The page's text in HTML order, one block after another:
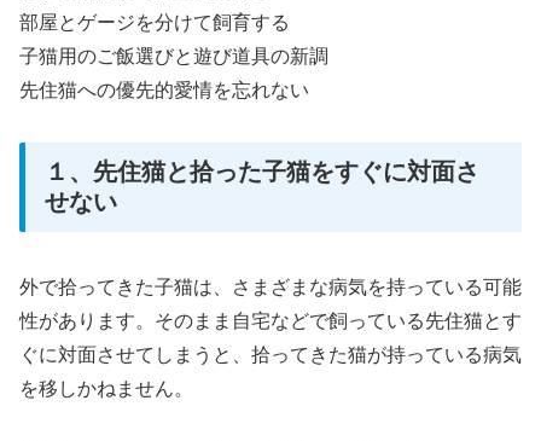
部屋とゲージを分けて飼育する
子猫用のご飯選びと遊び道具の新調
先住猫への優先的愛情を忘れない
１、先住猫と拾った子猫をすぐに対面さ
せない
外で拾ってきた子猫は、さまざまな病気を持っている可能
性があります。そのまま自宅などで飼っている先住猫とす
ぐに対面させてしまうと、拾ってきた猫が持っている病気
を移しかねません。